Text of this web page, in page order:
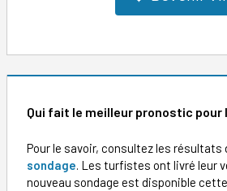
Qui fait le meilleur pronostic pour
Pour le savoir, consultez les résultats
sondage. Les turfistes ont livré leur
nouveau sondage est disponible